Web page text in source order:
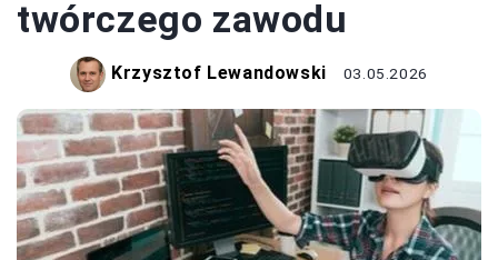
twórczego zawodu
Krzysztof Lewandowski 03.05.2026